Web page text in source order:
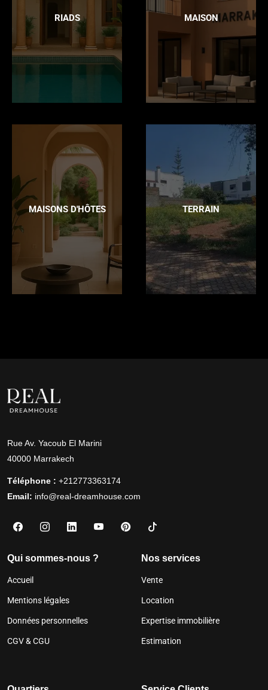
RIADS MAISON
MAISONS D'HÔTES TERRAIN
Rue Av. Yacoub El Marini
40000 Marrakech
Téléphone : +212773363174
Email: info@real-dreamhouse.com
Qui sommes-nous ?
Accueil
Mentions légales
Données personnelles
CGV & CGU
Nos services
Vente
Location
Expertise immobilière
Estimation